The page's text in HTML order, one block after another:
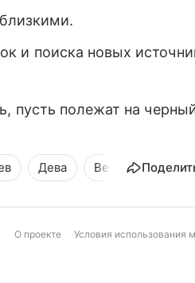
и поиска новых
пусть полежат на
Дева Весы
О проекте Условия использования